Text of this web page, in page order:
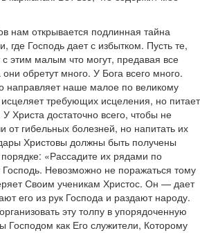
нам открывается подлинная тайна
где Господь дает с избытком. Пусть те,
этим малым что могут, предавая все
они обретут много. У Бога всего много.
направляет наше малое по великому
исцеляет требующих исцеления, но питает
достаточно всего, чтобы не
от гибельных болезней, но напитать их
Христовы должны быть получены
«Рассадите их рядами по
Невозможно не поражаться тому
Своим ученикам Христос. Он — дает
его из рук Господа и раздают народу.
эту толпу в упорядоченную
как Его служители, Которому